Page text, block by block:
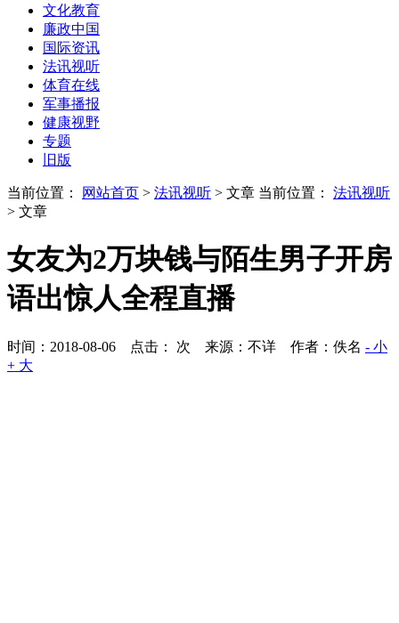
文化教育
廉政中国
国际资讯
法讯视听
体育在线
军事播报
健康视野
专题
旧版
当前位置： 网站首页 > 法讯视听 > 文章 当前位置： 法讯视听
> 文章
女友为2万块钱与陌生男子开房
语出惊人全程直播
时间：2018-08-06 点击： 次 来源：不详 作者：佚名 - 小
+ 大